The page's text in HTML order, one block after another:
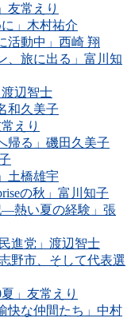
友常えり
」木村祐介
活動中」西崎 翔
、旅に出る」富川知
辺智士
和久美子
えり
帰る」磯田久美子
土橋雄宇
の秋」富川知子
―熱い夏の経験」張
進党」渡辺智士
野市、そして代表選
」友常えり
快な仲間たち」中村